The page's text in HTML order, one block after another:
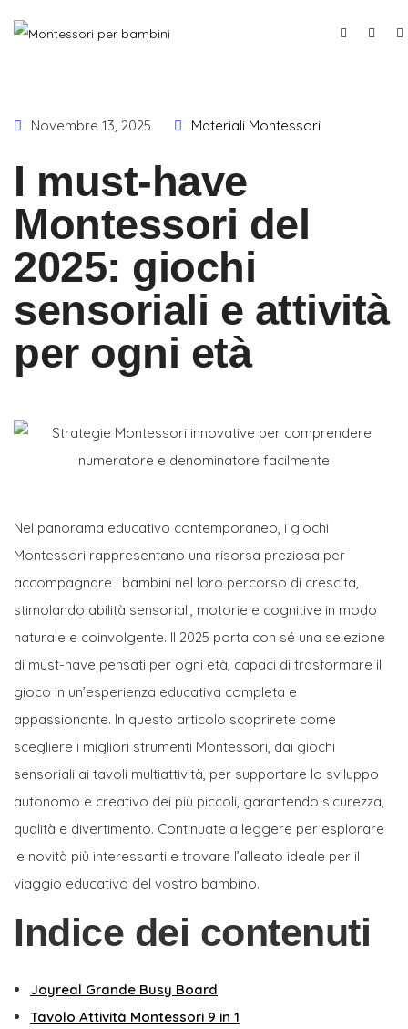
Novembre 13, 2025 Materiali Montessori
I must-have
Montessori del
2025: giochi
sensoriali e attività
per ogni età
Nel panorama educativo contemporaneo, i giochi
Montessori rappresentano una risorsa preziosa per
accompagnare i bambini nel loro percorso di crescita,
stimolando abilità sensoriali, motorie e cognitive in modo
naturale e coinvolgente. Il 2025 porta con sé una selezione
di must-have pensati per ogni età, capaci di trasformare il
gioco in un’esperienza educativa completa e
appassionante. In questo articolo scoprirete come
scegliere i migliori strumenti Montessori, dai giochi
sensoriali ai tavoli multiattività, per supportare lo sviluppo
autonomo e creativo dei più piccoli, garantendo sicurezza,
qualità e divertimento. Continuate a leggere per esplorare
le novità più interessanti e trovare l’alleato ideale per il
viaggio educativo del vostro bambino.
Indice dei contenuti
Joyreal Grande Busy Board
Tavolo Attività Montessori 9 in 1